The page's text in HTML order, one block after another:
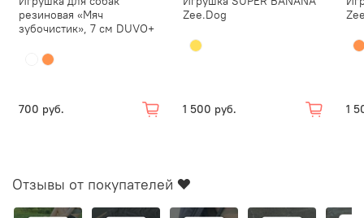
резиновая «Мяч
зубочистик», 7 см DUVO+
700 руб.
Zee.Dog
1 500 руб. 1
Отзывы от покупателей ❤️